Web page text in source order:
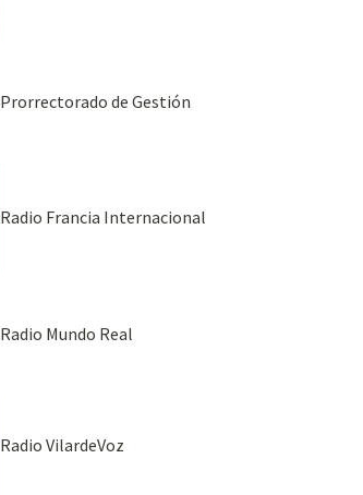
Prorrectorado de Gestión
Radio Francia Internacional
Radio Mundo Real
Radio VilardeVoz